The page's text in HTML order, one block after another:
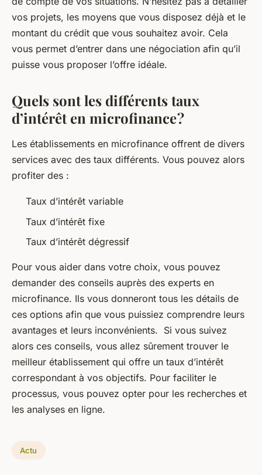
vos projets, les moyens que vous disposez déjà et le
montant du crédit que vous souhaitez avoir. Cela
vous permet d’entrer dans une négociation afin qu’il
puisse vous proposer l’offre idéale.
Quels sont les différents taux
d’intérêt en microfinance ?
Les établissements en microfinance offrent de divers
services avec des taux différents. Vous pouvez alors
profiter des :
Taux d’intérêt variable
Taux d’intérêt fixe
Taux d’intérêt dégressif
Pour vous aider dans votre choix, vous pouvez
demander des conseils auprès des experts en
microfinance. Ils vous donneront tous les détails de
ces options afin que vous puissiez comprendre leurs
avantages et leurs inconvénients. Si vous suivez
alors ces conseils, vous allez sûrement trouver le
meilleur établissement qui offre un taux d’intérêt
correspondant à vos objectifs. Pour faciliter le
processus, vous pouvez opter pour les recherches et
les analyses en ligne.
Actu